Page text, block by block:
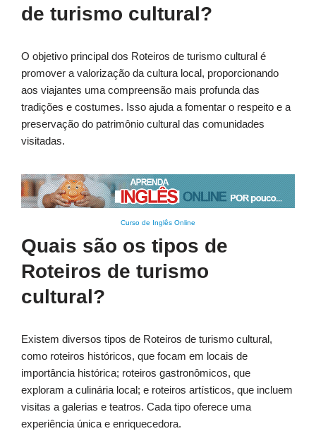
de turismo cultural?
O objetivo principal dos Roteiros de turismo cultural é
promover a valorização da cultura local, proporcionando
aos viajantes uma compreensão mais profunda das
tradições e costumes. Isso ajuda a fomentar o respeito e a
preservação do patrimônio cultural das comunidades
visitadas.
Curso de Inglês Online
Quais são os tipos de
Roteiros de turismo
cultural?
Existem diversos tipos de Roteiros de turismo cultural,
como roteiros históricos, que focam em locais de
importância histórica; roteiros gastronômicos, que
exploram a culinária local; e roteiros artísticos, que incluem
visitas a galerias e teatros. Cada tipo oferece uma
experiência única e enriquecedora.